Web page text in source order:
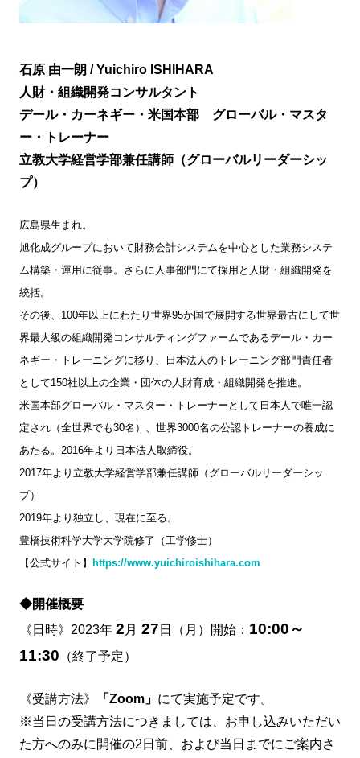
石原 由一朗 / Yuichiro ISHIHARA
人財・組織開発コンサルタント
デール・カーネギー・米国本部 グローバル・マスタ
ー・トレーナー
立教大学経営学部兼任講師（グローバルリーダーシッ
プ）
広島県生まれ。
旭化成グループにおいて財務会計システムを中心とした業務システ
ム構築・運用に従事。さらに人事部門にて採用と人財・組織開発を
統括。
その後、100年以上にわたり世界95か国で展開する世界最古にして世
界最大級の組織開発コンサルティングファームであるデール・カー
ネギー・トレーニングに移り、日本法人のトレーニング部門責任者
として150社以上の企業・団体の人財育成・組織開発を推進。
米国本部グローバル・マスター・トレーナーとして日本人で唯一認
定され（全世界でも30名）、世界3000名の公認トレーナーの養成に
あたる。2016年より日本法人取締役。
2017年より立教大学経営学部兼任講師（グローバルリーダーシッ
プ）
2019年より独立し、現在に至る。
豊橋技術科学大学大学院修了（工学修士）
【公式サイト】
https://www.yuichiroishihara.com
◆開催概要
《日時》2023年 2 月 27 日（月）開始： 10:00～
11:30 （終了予定）
《受講方法》 「Zoom」 にて実施予定です。
※当日の受講方法につきましては、お申し込みいただい
た方へのみに開催の2日前、および当日までにご案内さ